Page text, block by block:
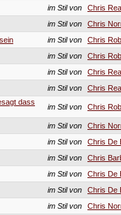
im Stil von
Chris Rea
im Stil von
Chris
im Stil von
Chris
im Stil von
Chris
im Stil von
Chris Rea
im Stil von
Chris Rea
dass
im Stil von Chris
im Stil von
Chris
im Stil von
Chris De
im Stil von
Chris
im Stil von
Chris De
im Stil von
Chris De
im Stil von
Chris